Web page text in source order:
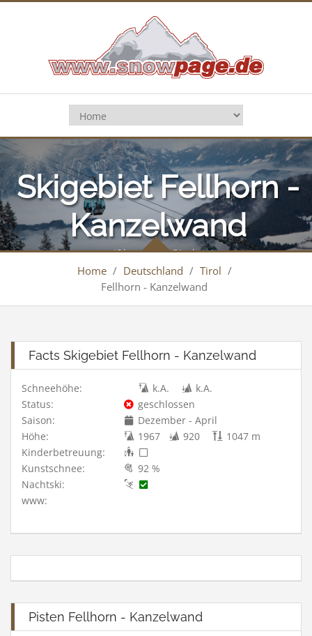
Skigebiet Fellhorn -
Kanzelwand
(Oberstdorf, Riezlern)
Home / Deutschland / Tirol /
Fellhorn - Kanzelwand
Facts Skigebiet Fellhorn - Kanzelwand
Schneehöhe: k.A.
k.A.
Status:
geschlossen
Saison:
Dezember - April
Höhe:
1967 920
1047 m
Kinderbetreuung:
Kunstschnee:
92 %
Nachtski:
www:
Pisten Fellhorn - Kanzelwand